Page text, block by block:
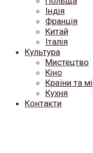
Індія
Франція
Китай
Італія
Культура
Мистецтво
Кіно
Країни та
Кухня
Контакти